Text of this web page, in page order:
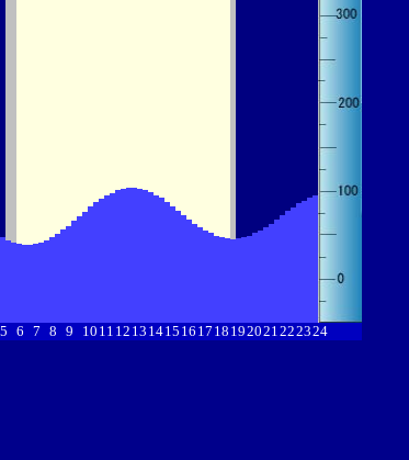
5 6 7 8 9 10 11 12 13 1415 16 17 18 192021222324